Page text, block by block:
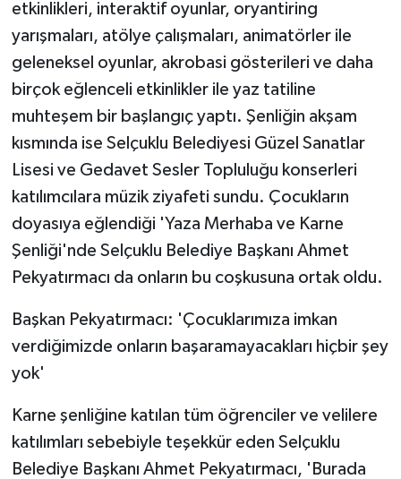
etkinlikleri, interaktif oyunlar, oryantiring
yarışmaları, atölye çalışmaları, animatörler ile
geleneksel oyunlar, akrobasi gösterileri ve daha
birçok eğlenceli etkinlikler ile yaz tatiline
muhteşem bir başlangıç yaptı. Şenliğin akşam
kısmında ise Selçuklu Belediyesi Güzel Sanatlar
Lisesi ve Gedavet Sesler Topluluğu konserleri
katılımcılara müzik ziyafeti sundu. Çocukların
doyasıya eğlendiği 'Yaza Merhaba ve Karne
Şenliği'nde Selçuklu Belediye Başkanı Ahmet
Pekyatırmacı da onların bu coşkusuna ortak oldu.
Başkan Pekyatırmacı: 'Çocuklarımıza imkan
verdiğimizde onların başaramayacakları hiçbir şey
yok'
Karne şenliğine katılan tüm öğrenciler ve velilere
katılımları sebebiyle teşekkür eden Selçuklu
Belediye Başkanı Ahmet Pekyatırmacı, 'Burada